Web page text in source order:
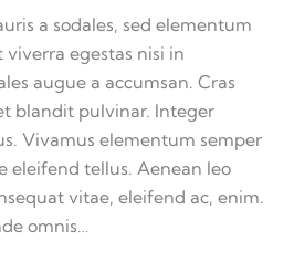
a sodales, sed elementum
egestas nisi in
augue a accumsan. Cras
blandit pulvinar. Integer
Vivamus elementum semper
eleifend tellus. Aenean leo
vitae, eleifend ac, enim.
omnis…